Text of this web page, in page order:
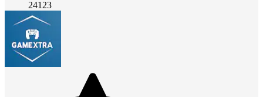
24123